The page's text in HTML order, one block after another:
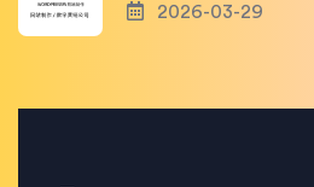
2026-03-29